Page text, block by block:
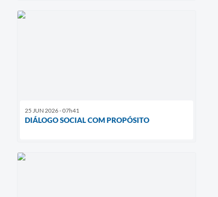
25 JUN 2026 - 07h41
DIÁLOGO SOCIAL COM PROPÓSITO